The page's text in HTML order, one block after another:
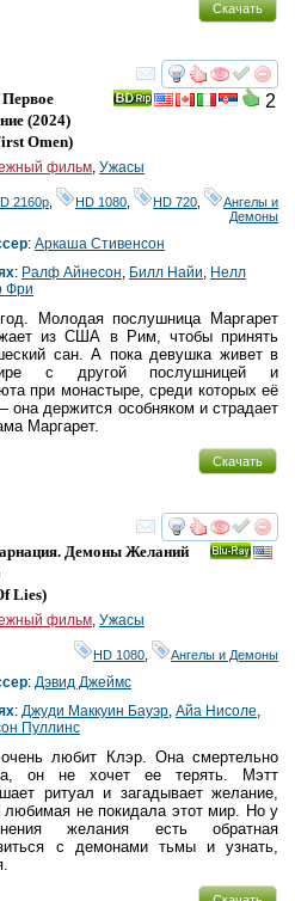
Скачать
смотреть
2
(2024)
Omen)
фильм Ужасы
2160р HD 1080 HD 720
Ангелы и
Демоны
: Аркаша Стивенсон
: Ралф Айнесон Билл Найи Нелл
Фри
Молодая послушница Маргарет
из США в Рим, чтобы принять
сан. А пока девушка живет в
с другой послушницей и
при монастыре, среди которых её
она держится особняком и страдает
Маргарет.
Скачать
смотреть
Демоны Желаний
Lies)
фильм Ужасы
HD 1080 Ангелы и Демоны
: Дэвид Джеймс
: Джуди Маккуин Бауэр Айа Ниcоле
Пуллинс
любит Клэр. Она смертельно
он не хочет ее терять. Мэтт
ритуал и загадывает желание,
любимая не покидала этот мир. Но у
желания есть обратная
с демонами тьмы и узнать,